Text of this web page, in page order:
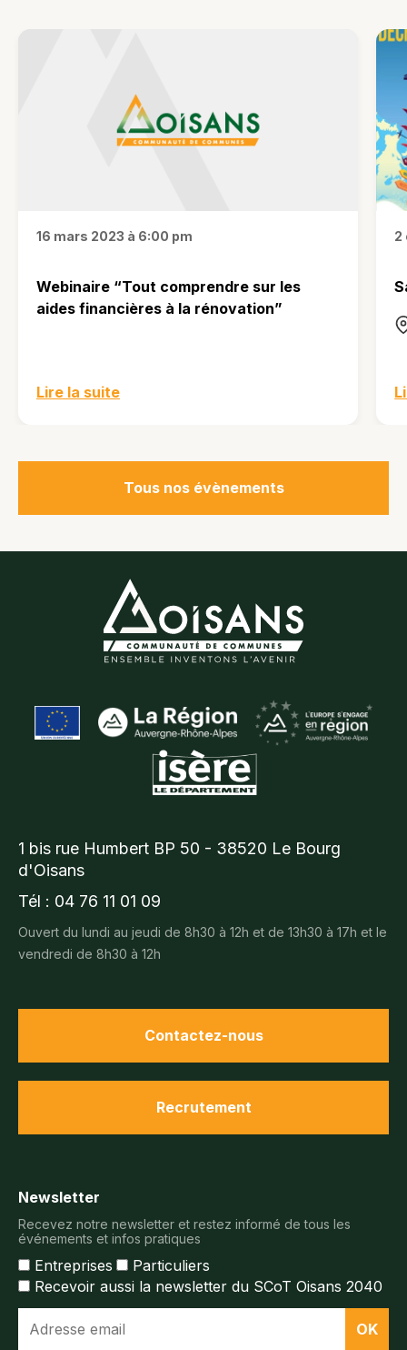
16 mars 2023 à 6:00 pm
Webinaire “Tout comprendre sur les
aides financières à la rénovation”
Lire la suite
2
Tous nos évènements
1 bis rue Humbert BP 50 - 38520 Le Bourg
d'Oisans
Tél : 04 76 11 01 09
Ouvert du lundi au jeudi de 8h30 à 12h et de 13h30 à 17h et le
vendredi de 8h30 à 12h
Contactez-nous
Recrutement
Newsletter
Recevez notre newsletter et restez informé de tous les
événements et infos pratiques
Entreprises
Particuliers
Recevoir aussi la newsletter du SCoT Oisans 2040